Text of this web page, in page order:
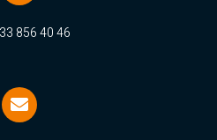
856 40 46